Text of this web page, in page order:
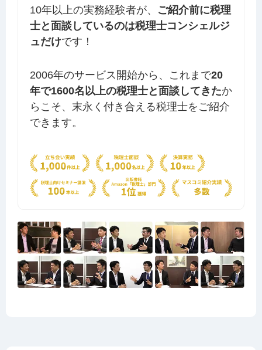
10年以上の実務経験者が、 ご紹介前に税理
士と面談しているのは税理士コンシェルジ
ュだけです！
2006年のサービス開始から、これまで20
年で1600名以上の税理士と面談してきたか
らこそ、末永く付き合える税理士をご紹介
できます。